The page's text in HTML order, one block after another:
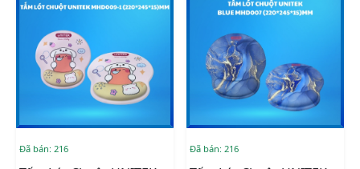
Đã bán: 216 Đã bán: 216